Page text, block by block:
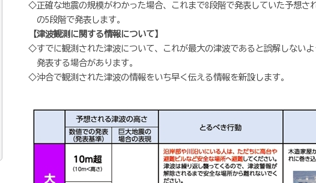
◇正確な地震の規模がわかった場合、これまで8段階で発表していた予想され
の5段階で発表します。
【津波観測に関する情報について】
◇すでに観測された津波について、これが最大の津波であると誤解しない
発表する場合があります。
◇沖合で観測された津波の情報をいち早く伝える情報を新設します。